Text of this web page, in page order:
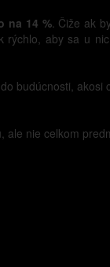
na 14 %. Čiže ak
aby sa u
budúcnosti, akosi
ale nie celkom